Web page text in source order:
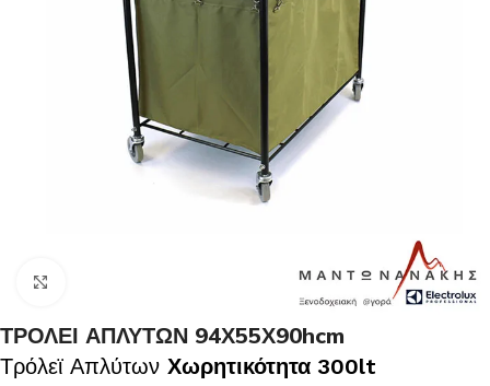
ΤΡΟΛΕΙ ΑΠΛΥΤΩΝ 94Χ55Χ90hcm
Τρόλεϊ Απλύτων Χωρητικότητα 300lt